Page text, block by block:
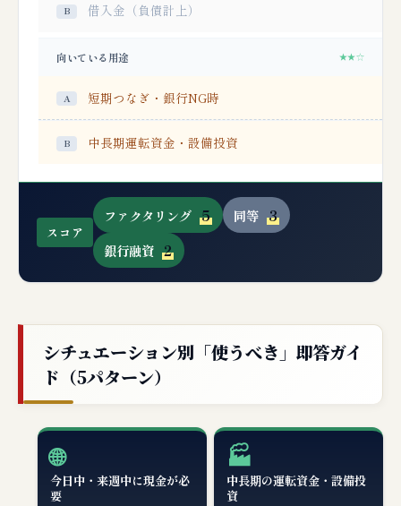
借入金（負債計上）
向いている用途 ★★☆
短期つなぎ・銀行NG時
中長期運転資金・設備投資
スコア
ファクタリング 5 同等 3
銀行融資 2
シチュエーション別「使うべき」即答ガイ
ド（5パターン）
🌐
今日中・来週中に現金が必
要
🏭
中長期の運転資金・設備投
資